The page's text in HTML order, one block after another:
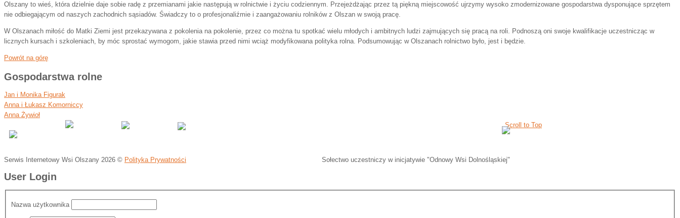
Olszany to wieś, która dzielnie daje sobie radę z przemianami jakie następują w rolnictwie i życiu codziennym. Przejeżdżając przez tą piękną miejscowość ujrzymy wysoko zmodernizowane gospodarstwa dysponujące sprzętem
nie odbiegającym od naszych zachodnich sąsiadów. Świadczy to o profesjonaliźmie i zaangażowaniu rolników z Olszan w swoją pracę.
W Olszanach miłość do Matki Ziemi jest przekazywana z pokolenia na pokolenie, przez co można tu spotkać wielu młodych i ambitnych ludzi zajmujących się pracą na roli. Podnoszą oni swoje kwalifikacje uczestnicząc w
licznych kursach i szkoleniach, by móc sprostać wymogom, jakie stawia przed nimi wciąż modyfikowana polityka rolna. Podsumowując w Olszanach rolnictwo było, jest i będzie.
Powrót na górę
Gospodarstwa rolne
Jan i Monika Figurak
Anna i Łukasz Komorniccy
Anna Żywioł
Serwis Internetowy Wsi Olszany 2026 © Polityka Prywatności Sołectwo uczestniczy w inicjatywie "Odnowy Wsi Dolnośląskiej"
Scroll to Top
User Login
Nazwa użytkownika